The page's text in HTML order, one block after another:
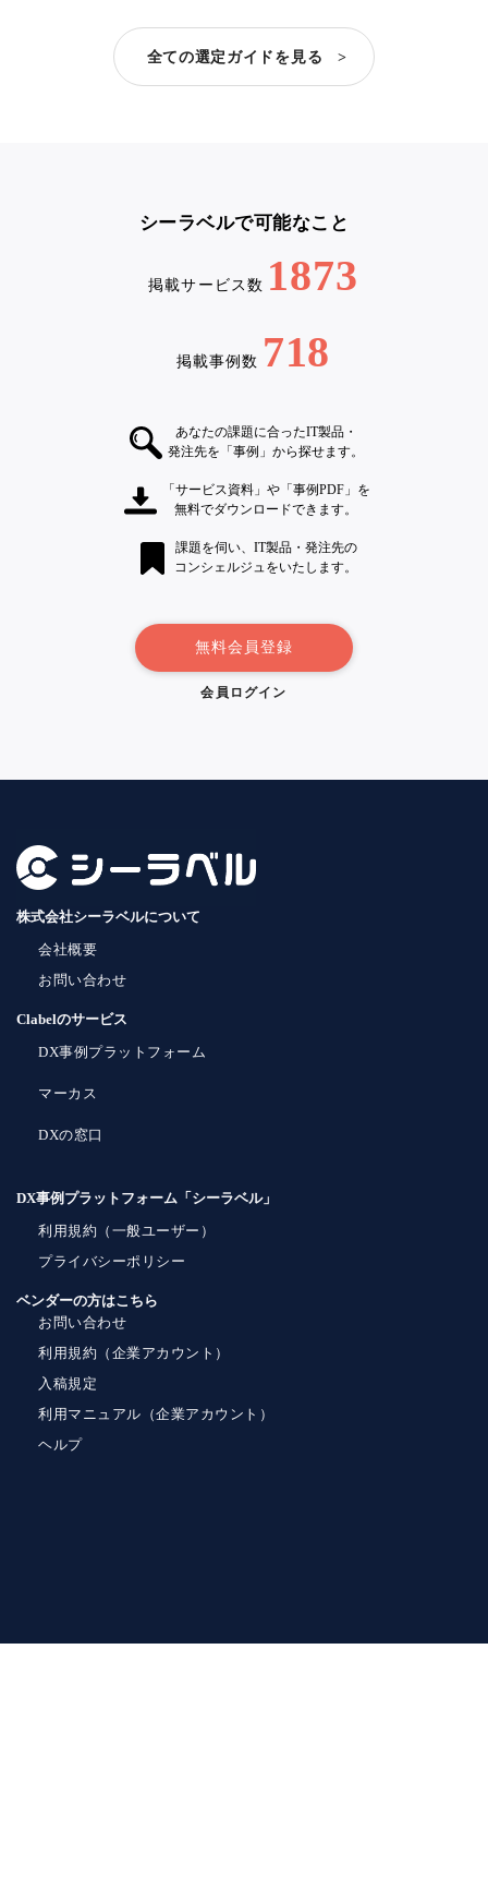
全ての選定ガイドを見る >
シーラベルで可能なこと
掲載サービス数 1873
掲載事例数 718
あなたの課題に合ったIT製品・
発注先を「事例」から探せます。
「サービス資料」や「事例PDF」を
無料でダウンロードできます。
課題を伺い、IT製品・発注先の
コンシェルジュをいたします。
無料会員登録
会員ログイン
株式会社シーラベルについて
会社概要
お問い合わせ
Clabelのサービス
DX事例プラットフォーム
マーカス
DXの窓口
DX事例プラットフォーム「シーラベル」
利用規約（一般ユーザー）
プライバシーポリシー
ベンダーの方はこちら
お問い合わせ
利用規約（企業アカウント）
入稿規定
利用マニュアル（企業アカウント）
ヘルプ